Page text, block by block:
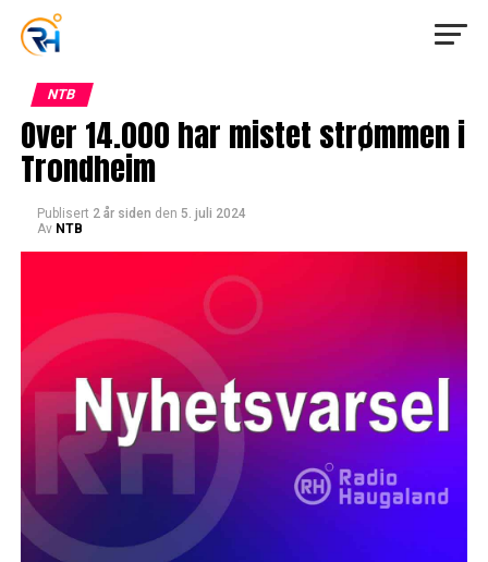
NTB
Over 14.000 har mistet strømmen i
Trondheim
Publisert 2 år siden den 5. juli 2024
Av NTB